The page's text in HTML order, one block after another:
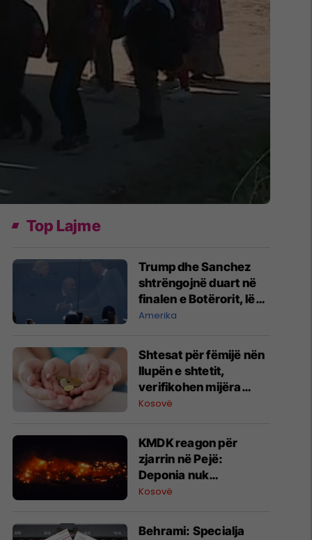
Top Lajme
Trump dhe Sanchez
shtrëngojnë duart në
finalen e Botërorit, lënë
pas tensionet
Amerika
Shtesat për fëmijë nën
llupën e shtetit,
verifikohen mijëra
përfitues potencial nga
Kosovë
KMDK reagon për
zjarrin në Pejë:
Deponia nuk
menaxhohet nga ne
Kosovë
​Behrami: Specialja